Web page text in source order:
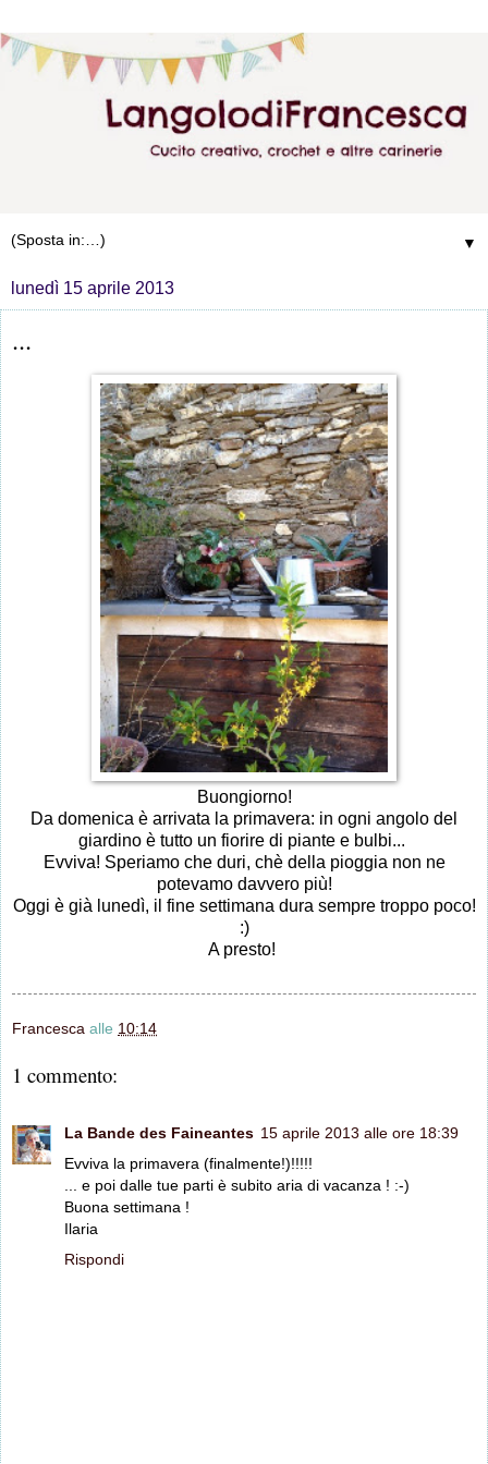
▼
lunedì 15 aprile 2013
...
Buongiorno!
Da domenica è arrivata la primavera: in ogni angolo del
giardino è tutto un fiorire di piante e bulbi...
Evviva! Speriamo che duri, chè della pioggia non ne
potevamo davvero più!
Oggi è già lunedì, il fine settimana dura sempre troppo poco!
:)
A presto!
Francesca alle 10:14
1 commento:
La Bande des Faineantes 15 aprile 2013 alle ore 18:39
Evviva la primavera (finalmente!)!!!!!
... e poi dalle tue parti è subito aria di vacanza ! :-)
Buona settimana !
Ilaria
Rispondi